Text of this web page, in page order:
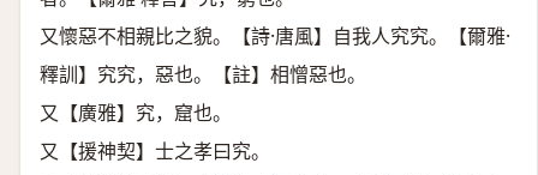
又懷惡不相親比之貌。【詩·唐風】自我人究究。【爾雅·
釋訓】究究，惡也。【註】相憎惡也。
又【廣雅】究，窟也。
又【援神契】士之孝曰究。